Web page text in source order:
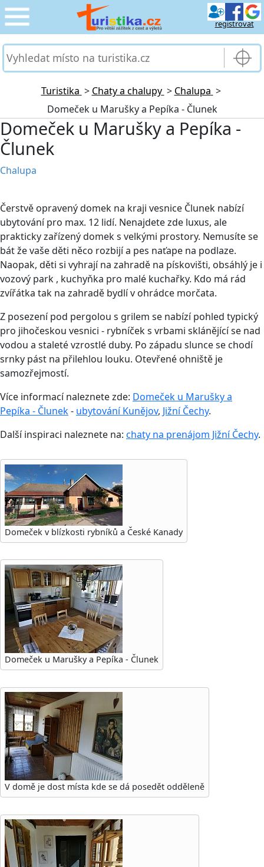
registrovat
CESTOVÁNÍ
PRO TURISTY ›
MOJE TURISTIKA
Turistika > Chaty a chalupy > Chalupa >
Domeček u Marušky a Pepíka - Člunek
Domeček u Marušky a Pepíka -
Člunek
Chalupa
Čerstvě opravený domek na kraji vesnice Člunek nabízí
ubytování pro max. 12 lidí. Nenajdete zde luxus, ale
prakticky zařízený domek s velkými prostory. Nemusíte se
bát že vaše děti něco rozbijí a pes naťape na podlaze.
Naopak, děti si vyhrají na zahradě na pískovišti, obsáhlý je i
vozový park , kuchyňka pro malé kuchařky. Kdo má rád
zvířátka tak na zahradě bydlí v ohrádce morčata.
Z posezení pod pergolou s grilem se nabízí pohled typický
pro jihočeskou vesnici - rybníček s vrbami sklánějící se nad
vodou a staleté vzrostlé duby. Po západu slunce se chodí
srnky pást na přilehlou louku. Otevřené ohniště je
samozřejmostí.
Více informací naleznete zde: Domeček u Marušky a
Pepíka - Člunek- ubytování Kunějov, Jižní Čechy.
Další inspiraci naleznete na: chaty na prenájom Jižní Čechy.
Domeček v blízkosti rybníků a České Kanady
Domeček u Marušky a Pepíka - Člunek
V domě je dost místa kde se dá posedět odděleně